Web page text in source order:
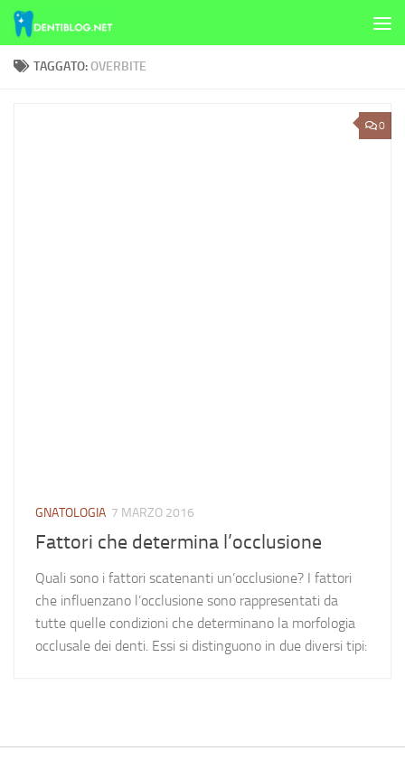
Skip to content
TAGGATO:OVERBITE
0
GNATOLOGIA 7 MARZO 2016
Fattori che determina l’occlusione
Quali sono i fattori scatenanti un’occlusione? I fattori
che influenzano l’occlusione sono rappresentati da
tutte quelle condizioni che determinano la morfologia
occlusale dei denti. Essi si distinguono in due diversi tipi: